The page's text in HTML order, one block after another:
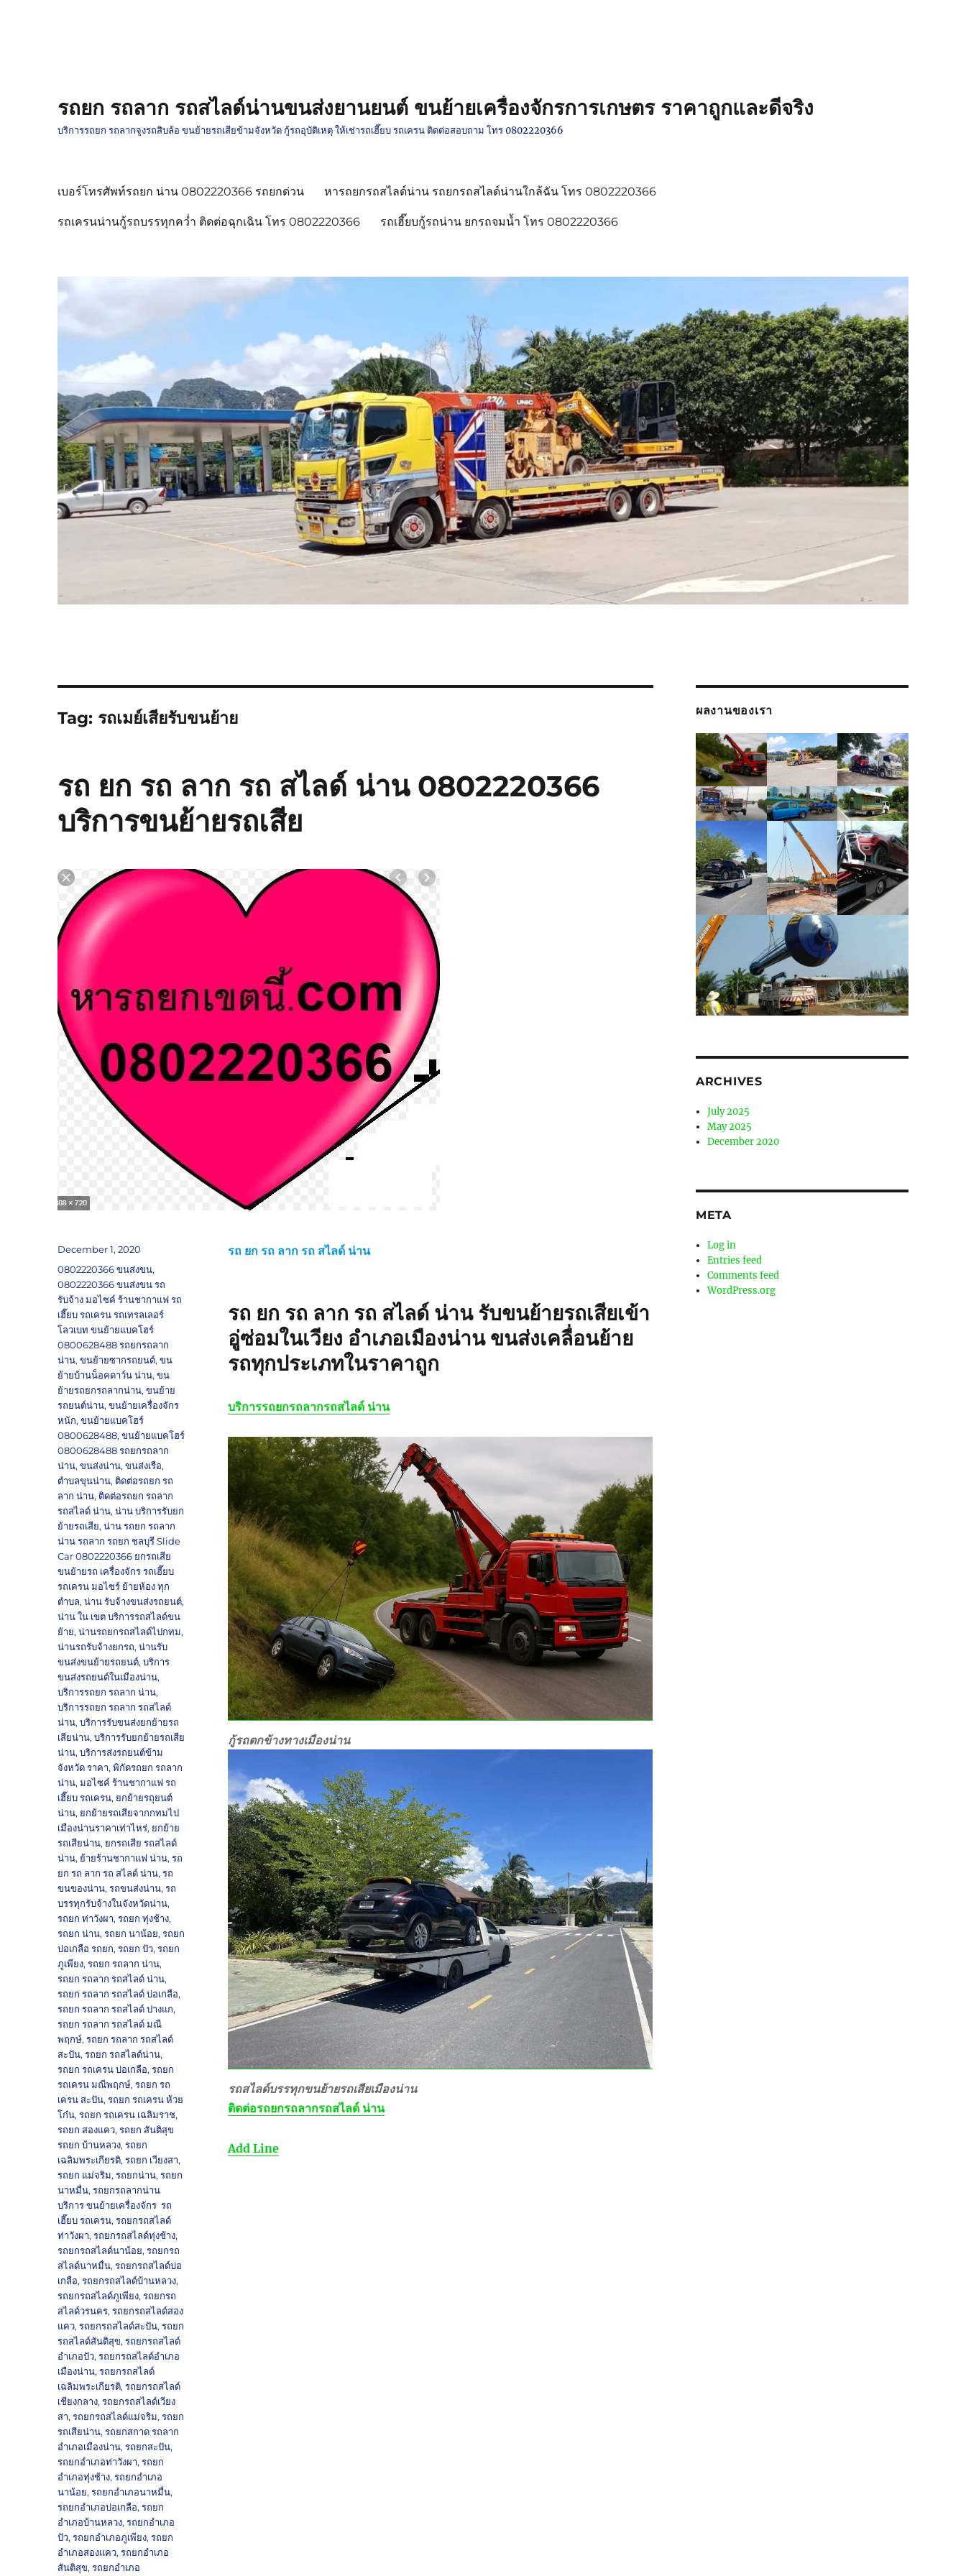
รถยก รถลาก รถสไลด์น่านขนส่งยานยนต์ ขนย้ายเครื่องจักรการเกษตร ราคาถูกและดีจริง
บริการรถยก รถลากจูงรถสิบล้อ ขนย้ายรถเสียข้ามจังหวัด กู้รถอุบัติเหตุ ให้เช่ารถเฮี๊ยบ รถเครน ติดต่อสอบถาม โทร 0802220366
เบอร์โทรศัพท์รถยก น่าน 0802220366 รถยกด่วน หารถยกรถสไลด์น่าน รถยกรถสไลด์น่านใกล้ฉัน โทร 0802220366
รถเครนน่านกู้รถบรรทุกคว่ำ ติดต่อฉุกเฉิน โทร 0802220366 รถเฮี๊ยบกู้รถน่าน ยกรถจมน้ำ โทร 0802220366
Tag: รถเมย์เสียรับขนย้าย
รถ ยก รถ ลาก รถ สไลด์ น่าน 0802220366
บริการขนย้ายรถเสีย
รถ ยก รถ ลาก รถ สไลด์ น่าน
รถ ยก รถ ลาก รถ สไลด์ น่านรับขนย้ายรถเสียเข้า
อู่ซ่อมในเวียง อำเภอเมืองน่าน ขนส่งเคลื่อนย้าย
รถทุกประเภทในราคาถูก
บริการรถยกรถลากรถสไลด์ น่าน
กู้รถตกข้างทางเมืองน่าน
รถสไลด์บรรทุกขนย้ายรถเสียเมืองน่าน
ติดต่อรถยกรถลากรถสไลด์ น่าน
Add Line
Posted
on
December 1, 2020
Tags
0802220366 ขนส่งขน,
0802220366 ขนส่งขน รถ
รับจ้าง มอไซค์ ร้านชากาแฟ รถ
เฮี๊ยบ รถเครน รถเทรลเลอร์
โลวเบท ขนย้ายแบคโฮร์
0800628488 รถยกรถลาก
น่าน,ขนย้ายซากรถยนต์,ขน
ย้ายบ้านน็อคดาว์น น่าน,ขน
ย้ายรถยกรถลากน่าน,ขนย้าย
รถยนต์น่าน,ขนย้ายเครื่องจักร
หนัก,ขนย้ายแบคโฮร์
0800628488,ขนย้ายแบคโฮร์
0800628488 รถยกรถลาก
น่าน,ขนส่งน่าน,ขนส่งเรือ,
ตำบลขุนน่าน, ติดต่อรถยก รถ
ลาก น่าน, ติดต่อรถยก รถลาก
รถสไลด์ น่าน,น่าน บริการรับยก
ย้ายรถเสีย,น่าน รถยก รถลาก
น่าน รถลาก รถยก ชลบุรี Slide
Car 0802220366 ยกรถเสีย
ขนย้ายรถ เครื่องจักร รถเฮี๊ยบ
รถเครน มอไซร์ ย้ายห้อง ทุก
ตำบล,น่าน รับจ้างขนส่งรถยนต์,
น่าน ใน เขต บริการรถสไลด์ขน
ย้าย,น่านรถยกรถสไลด์ไปกทม,
น่านรถรับจ้างยกรถ,น่านรับ
ขนส่งขนย้ายรถยนต์,บริการ
ขนส่งรถยนต์ในเมืองน่าน,
บริการรถยก รถลาก น่าน,
บริการรถยก รถลาก รถสไลด์
น่าน,บริการรับขนส่งยกย้ายรถ
เสียน่าน,บริการรับยกย้ายรถเสีย
น่าน,บริการส่งรถยนต์ข้าม
จังหวัด ราคา,พิกัดรถยก รถลาก
น่าน,มอไซค์ ร้านชากาแฟ รถ
เฮี๊ยบ รถเครน, ยกย้ายรถุยนต์
น่าน, ยกย้ายรถเสียจากกทมไป
เมืองน่านราคาเท่าไหร่, ยกย้าย
รถเสียน่าน, ยกรถเสีย รถสไลด์
น่าน, ย้ายร้านชากาแฟ น่าน,รถ
ยก รถ ลาก รถ สไลด์ น่าน,รถ
ขนของน่าน,รถขนส่งน่าน,รถ
บรรทุกรับจ้างในจังหวัดน่าน,
รถยก ท่าวังผา,รถยก ทุ่งช้าง,
รถยก น่าน,รถยก นาน้อย,รถยก
บ่อเกลือ รถยก,รถยก ปัว,รถยก
ภูเพียง,รถยก รถลาก น่าน,
รถยก รถลาก รถสไลด์ น่าน,
รถยก รถลาก รถสไลด์ บ่อเกลือ,
รถยก รถลาก รถสไลด์ ปางแก,
รถยก รถลาก รถสไลด์ มณี
พฤกษ์,รถยก รถลาก รถสไลด์
สะปัน,รถยก รถสไลด์น่าน,
รถยก รถเครน บ่อเกลือ,รถยก
รถเครน มณีพฤกษ์,รถยก รถ
เครน สะปัน,รถยก รถเครน ห้วย
โก๋น,รถยก รถเครน เฉลิมราช,
รถยก สองแคว,รถยก สันติสุข
รถยก บ้านหลวง,รถยก
เฉลิมพระเกียรติ,รถยก เวียงสา,
รถยก แม่จริม,รถยกน่าน,รถยก
นาหมื่น,รถยกรถลากน่าน
บริการ ขนย้ายเครื่องจักร รถ
เฮี๊ยบ รถเครน,รถยกรถสไลด์
ท่าวังผา,รถยกรถสไลด์ทุ่งช้าง,
รถยกรถสไลด์นาน้อย,รถยกรถ
สไลด์นาหมื่น,รถยกรถสไลด์บ่อ
เกลือ,รถยกรถสไลด์บ้านหลวง,
รถยกรถสไลด์ภูเพียง,รถยกรถ
สไลด์วรนคร,รถยกรถสไลด์สอง
แคว,รถยกรถสไลด์สะปัน,รถยก
รถสไลด์สันติสุข,รถยกรถสไลด์
อำเภอปัว,รถยกรถสไลด์อำเภอ
เมืองน่าน,รถยกรถสไลด์
เฉลิมพระเกียรติ,รถยกรถสไลด์
เชียงกลาง,รถยกรถสไลด์เวียง
สา,รถยกรถสไลด์แม่จริม,รถยก
รถเสียน่าน,รถยกสกาด รถลาก
อำเภอเมืองน่าน,รถยกสะปัน,
รถยกอำเภอท่าวังผา,รถยก
อำเภอทุ่งช้าง,รถยกอำเภอ
นาน้อย,รถยกอำเภอนาหมื่น,
รถยกอำเภอบ่อเกลือ,รถยก
อำเภอบ้านหลวง,รถยกอำเภอ
ปัว,รถยกอำเภอภูเพียง,รถยก
อำเภอสองแคว,รถยกอำเภอ
สันติสุข,รถยกอำเภอ
ผลงานของเรา
ARCHIVES
July 2025
May 2025
December 2020
META
Log in
Entries feed
Comments feed
WordPress.org